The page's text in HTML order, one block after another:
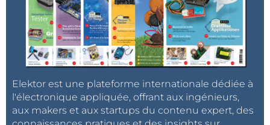
Elektor est une plateforme internationale dédiée à
l'électronique appliquée, offrant aux ingénieurs,
aux makers et aux startups du contenu expert, des